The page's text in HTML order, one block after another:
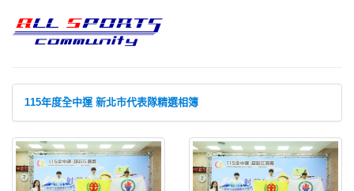
115年度全中運 新北市代表隊精選相簿